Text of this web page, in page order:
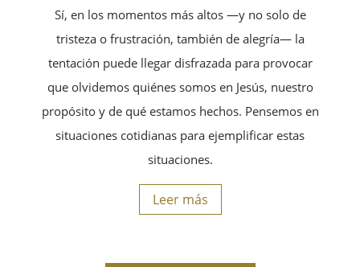
Sí, en los momentos más altos —y no solo de
tristeza o frustración, también de alegría— la
tentación puede llegar disfrazada para provocar
que olvidemos quiénes somos en Jesús, nuestro
propósito y de qué estamos hechos. Pensemos en
situaciones cotidianas para ejemplificar estas
situaciones.
Leer más